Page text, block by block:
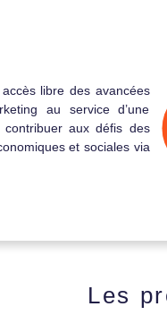
libre des avancées
au service d’une
contribuer aux défis des
et sociales via
Les